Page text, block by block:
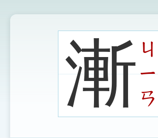
漸 ㄐ
ㄧ
ㄢ